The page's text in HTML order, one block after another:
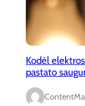
Kodėl
pastato